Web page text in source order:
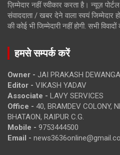
ज़िम्मेदार नहीं स्वीकार करता है। न्यूज़
संवाददाता / खबर देने वाला स्वयं जिम्मेदार
की कोई भी जिम्मेदारी नहीं होगी. सभी विवादों
हमसे सम्पर्क करें
Owner - JAI PRAKASH
Editor - VIKASH YADAV
Associate - LAVY SERVICES
Office - 40, BRAMDEV COLONY,
BHATAON, RAIPUR C.G.
Mobile - 9753444500
Email -